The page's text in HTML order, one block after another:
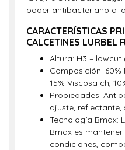
poder antibacteriano a
CARACTERÍSTICAS
CALCETINES LURBEL
Altura: H3 –
Composición: 60%
15% Viscosa ch,
Propiedades:
ajuste, reflectante,
Tecnología Bmax:
Bmax es
condiciones,